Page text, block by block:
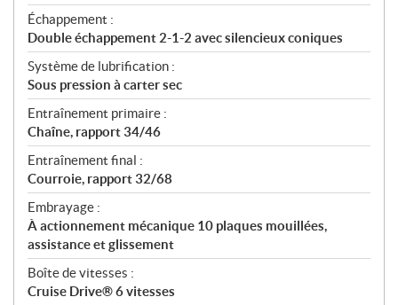
Échappement :
Double échappement 2-1-2 avec silencieux coniques
Système de lubrification :
Sous pression à carter sec
Entraînement primaire :
Chaîne, rapport 34/46
Entraînement final :
Courroie, rapport 32/68
Embrayage :
À actionnement mécanique 10 plaques mouillées,
assistance et glissement
Boîte de vitesses :
Cruise Drive® 6 vitesses